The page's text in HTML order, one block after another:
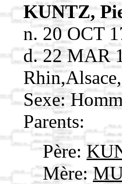
KUNTZ,
n. 20 OCT
d. 22 MAR
Sexe:
Parents:
Père:
Mère: